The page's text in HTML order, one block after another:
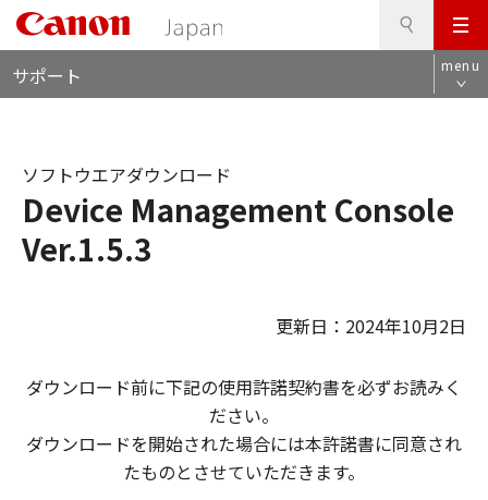
メ
ニ
ュ
サポート menu
Device Management Console
Ver.1.5.3
ソフトウエアダウンロード
更新日：2024年10月2日
ダウンロード前に下記の使用許諾契約書を必ずお読みく
ださい。
ダウンロードを開始された場合には本許諾書に同意され
たものとさせていただきます。